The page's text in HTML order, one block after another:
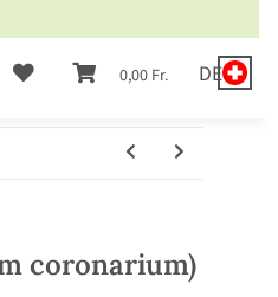
0,00 Fr. DE
coronarium)